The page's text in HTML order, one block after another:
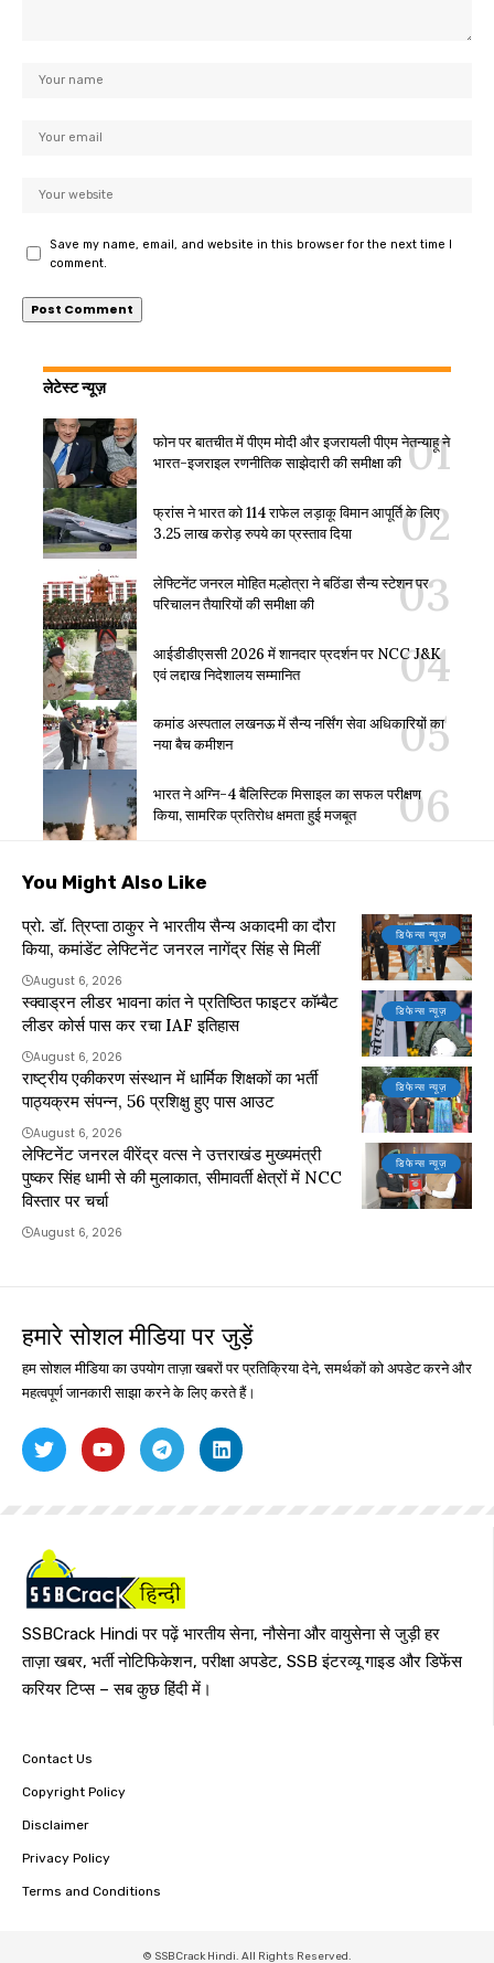
Save my name, email, and website in this browser for the next time I
comment.
लेटेस्ट न्यूज़
फोन पर बातचीत में पीएम मोदी और इजरायली पीएम नेतन्याहू ने
भारत-इजराइल रणनीतिक साझेदारी की समीक्षा की
फ्रांस ने भारत को 114 राफेल लड़ाकू विमान आपूर्ति के लिए
3.25 लाख करोड़ रुपये का प्रस्ताव दिया
लेफ्टिनेंट जनरल मोहित मल्होत्रा ने बठिंडा सैन्य स्टेशन पर
परिचालन तैयारियों की समीक्षा की
आईडीडीएससी 2026 में शानदार प्रदर्शन पर NCC J&K
एवं लद्दाख निदेशालय सम्मानित
कमांड अस्पताल लखनऊ में सैन्य नर्सिंग सेवा अधिकारियों का
नया बैच कमीशन
भारत ने अग्नि-4 बैलिस्टिक मिसाइल का सफल परीक्षण
किया, सामरिक प्रतिरोध क्षमता हुई मजबूत
You Might Also Like
डिफेन्स न्यूज़
प्रो. डॉ. त्रिप्ता ठाकुर ने भारतीय सैन्य अकादमी का दौरा
किया, कमांडेंट लेफ्टिनेंट जनरल नागेंद्र सिंह से मिलीं
August 6, 2026
डिफेन्स न्यूज़
स्क्वाड्रन लीडर भावना कांत ने प्रतिष्ठित फाइटर कॉम्बैट
लीडर कोर्स पास कर रचा IAF इतिहास
August 6, 2026
डिफेन्स न्यूज़
राष्ट्रीय एकीकरण संस्थान में धार्मिक शिक्षकों का भर्ती
पाठ्यक्रम संपन्न, 56 प्रशिक्षु हुए पास आउट
August 6, 2026
डिफेन्स न्यूज़
लेफ्टिनेंट जनरल वीरेंद्र वत्स ने उत्तराखंड मुख्यमंत्री
पुष्कर सिंह धामी से की मुलाकात, सीमावर्ती क्षेत्रों में NCC
विस्तार पर चर्चा
August 6, 2026
हमारे सोशल मीडिया पर जुड़ें
हम सोशल मीडिया का उपयोग ताज़ा खबरों पर प्रतिक्रिया देने, समर्थकों को अपडेट करने और
महत्वपूर्ण जानकारी साझा करने के लिए करते हैं।
SSBCrack Hindi पर पढ़ें भारतीय सेना, नौसेना और वायुसेना से जुड़ी हर
ताज़ा खबर, भर्ती नोटिफिकेशन, परीक्षा अपडेट, SSB इंटरव्यू गाइड और डिफेंस
करियर टिप्स – सब कुछ हिंदी में।
Contact Us
Copyright Policy
Disclaimer
Privacy Policy
Terms and Conditions
© SSBCrack Hindi. All Rights Reserved.